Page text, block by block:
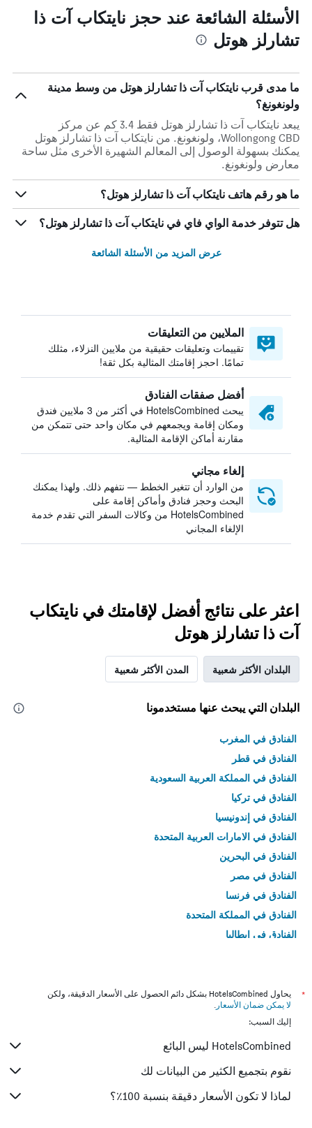
الأسئلة الشائعة عند حجز نايتكاب آت ذا
تشارلز هوتل
ما مدى قرب نايتكاب آت ذا تشارلز هوتل من وسط مدينة
ولونغونغ؟
يبعد نايتكاب آت ذا تشارلز هوتل فقط 3.4 كم عن مركز
Wollongong CBD، ولونغونغ. من نايتكاب آت ذا تشارلز هوتل
يمكنك بسهولة الوصول إلى المعالم الشهيرة الأخرى مثل ساحة
معارض ولونغونغ.
ما هو رقم هاتف نايتكاب آت ذا تشارلز هوتل؟
هل تتوفر خدمة الواي فاي في نايتكاب آت ذا تشارلز هوتل؟
عرض المزيد من الأسئلة الشائعة
الملايين من التعليقات
تقييمات وتعليقات حقيقية من ملايين النزلاء، مثلك
تمامًا. احجز إقامتك المثالية بكل ثقة!
أفضل صفقات الفنادق
يبحث HotelsCombined في أكثر من 3 ملايين فندق
ومكان إقامة ويجمعهم في مكان واحد حتى تتمكن من
مقارنة أماكن الإقامة المثالية.
إلغاء مجاني
من الوارد أن تتغير الخطط — نتفهم ذلك. ولهذا يمكنك
البحث وحجز فنادق وأماكن إقامة على
HotelsCombined من وكالات السفر التي تقدم خدمة
الإلغاء المجاني
اعثر على نتائج أفضل لإقامتك في نايتكاب
آت ذا تشارلز هوتل
البلدان الأكثر شعبية المدن الأكثر شعبية
البلدان التي يبحث عنها مستخدمونا
الفنادق في المغرب
الفنادق في قطر
الفنادق في المملكة العربية السعودية
الفنادق في تركيا
الفنادق في إندونيسيا
الفنادق في الامارات العربية المتحدة
الفنادق في البحرين
الفنادق في مصر
الفنادق في فرنسا
الفنادق في المملكة المتحدة
الفنادق في إيطاليا
*
يحاول HotelsCombined بشكل دائم الحصول على الأسعار الدقيقة، ولكن
لا يمكن ضمان الأسعار .
إليك السبب:
HotelsCombined ليس البائع
نقوم بتجميع الكثير من البيانات لك
لماذا لا تكون الأسعار دقيقة بنسبة 100٪؟